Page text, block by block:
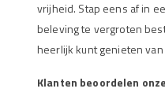
vrijheid. Stap eens af in
beleving te vergroten
heerlijk kunt genieten
Klanten beoordelen